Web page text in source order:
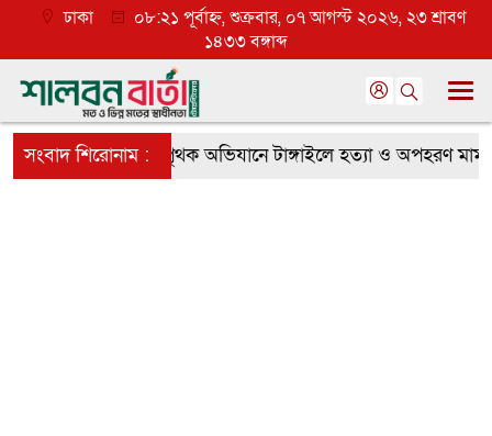
ঢাকা
০৮:২১ পূর্বাহ্ন, শুক্রবার, ০৭ আগস্ট ২০২৬, ২৩ শ্রাবণ
১৪৩৩ বঙ্গাব্দ
সংবাদ শিরোনাম :র‌্যাবের পৃথক অভিযানে টাঙ্গাইলে হত্যা ও অপহরণ